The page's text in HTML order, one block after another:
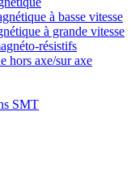
à basse vitesse
à grande vitesse
résistifs
hors axe/sur axe
SMT